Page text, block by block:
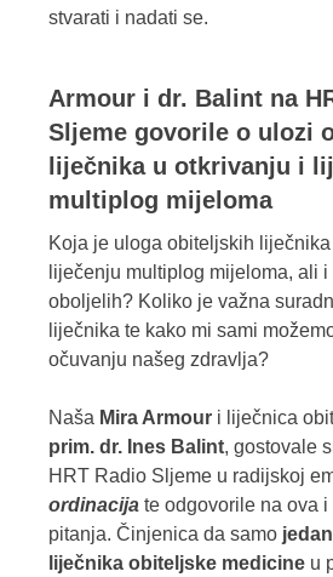
stvarati i nadati se.
Armour i dr. Balint na
Sljeme govorile o ulozi
liječnika u otkrivanju i
multiplog mijeloma
Koja je uloga obiteljskih
liječenju multiplog mijeloma, ali i
oboljelih? Koliko je važna
liječnika te kako mi sami
očuvanju našeg zdravlja?
Naša Mira Armour i liječnica
prim. dr. Ines Balint, gostovale
HRT Radio Sljeme u radijskoj
ordinacija te odgovorile na ova i
pitanja. Činjenica da samo
liječnika obiteljske medicine u